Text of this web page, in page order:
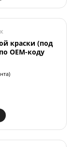
краски (под
OEM-коду